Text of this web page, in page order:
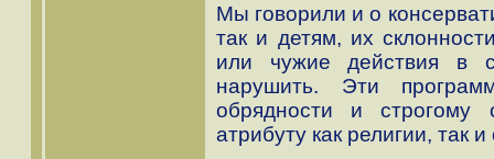
Мы говорили и о
так и детям, их
или чужие действия в
нарушить. Эти
обрядности и строгому
атрибуту как религии, так